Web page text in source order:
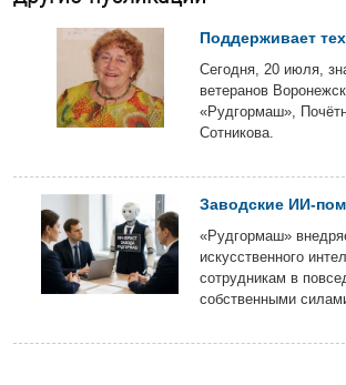
Поддерживает
Сегодня, 20 июля,
ветеранов
«Рудгормаш»,
Сотникова.
Заводские ИИ-
«Рудгормаш»
искусственного
сотрудникам в
собственными
подрядчиков, а
передовых